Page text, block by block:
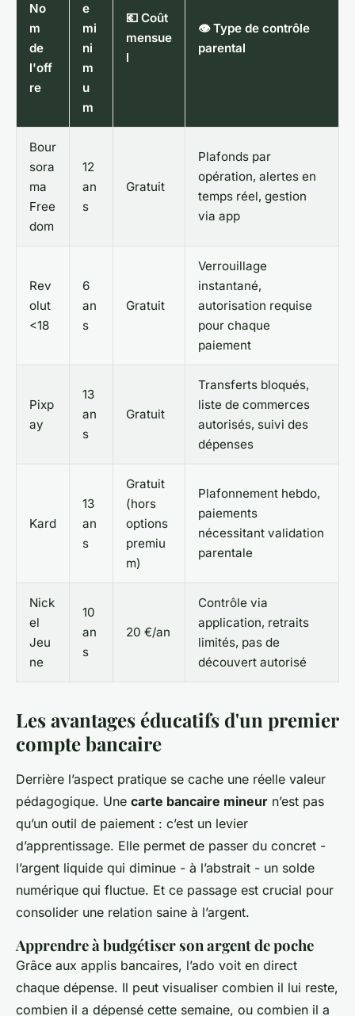
No
m
de
l'off
re
e
mi
ni
m
u
m
💶 Coût
mensue
l
👁️ Type de contrôle
parental
Bour
sora
ma
Free
dom
12
an
s
Gratuit
Plafonds par
opération, alertes en
temps réel, gestion
via app
Rev
olut
<18
6
an
s
Gratuit
Verrouillage
instantané,
autorisation requise
pour chaque
paiement
Pixp
ay
13
an
s
Gratuit
Transferts bloqués,
liste de commerces
autorisés, suivi des
dépenses
Kard
13
an
s
Gratuit
(hors
options
premiu
m)
Plafonnement hebdo,
paiements
nécessitant validation
parentale
Nick
el
Jeu
ne
10
an
s
20 €/an
Contrôle via
application, retraits
limités, pas de
découvert autorisé
Les avantages éducatifs d'un premier
compte bancaire
Derrière l’aspect pratique se cache une réelle valeur
pédagogique. Une carte bancaire mineur n’est pas
qu’un outil de paiement : c’est un levier
d’apprentissage. Elle permet de passer du concret -
l’argent liquide qui diminue - à l’abstrait - un solde
numérique qui fluctue. Et ce passage est crucial pour
consolider une relation saine à l’argent.
Apprendre à budgétiser son argent de poche
Grâce aux applis bancaires, l’ado voit en direct
chaque dépense. Il peut visualiser combien il lui reste,
combien il a dépensé cette semaine, ou combien il a